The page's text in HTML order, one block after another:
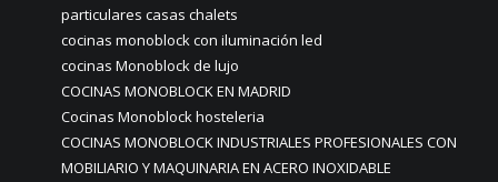
particulares casas chalets
cocinas monoblock con iluminación led
cocinas Monoblock de lujo
COCINAS MONOBLOCK EN MADRID
Cocinas Monoblock hosteleria
COCINAS MONOBLOCK INDUSTRIALES PROFESIONALES CON
MOBILIARIO Y MAQUINARIA EN ACERO INOXIDABLE